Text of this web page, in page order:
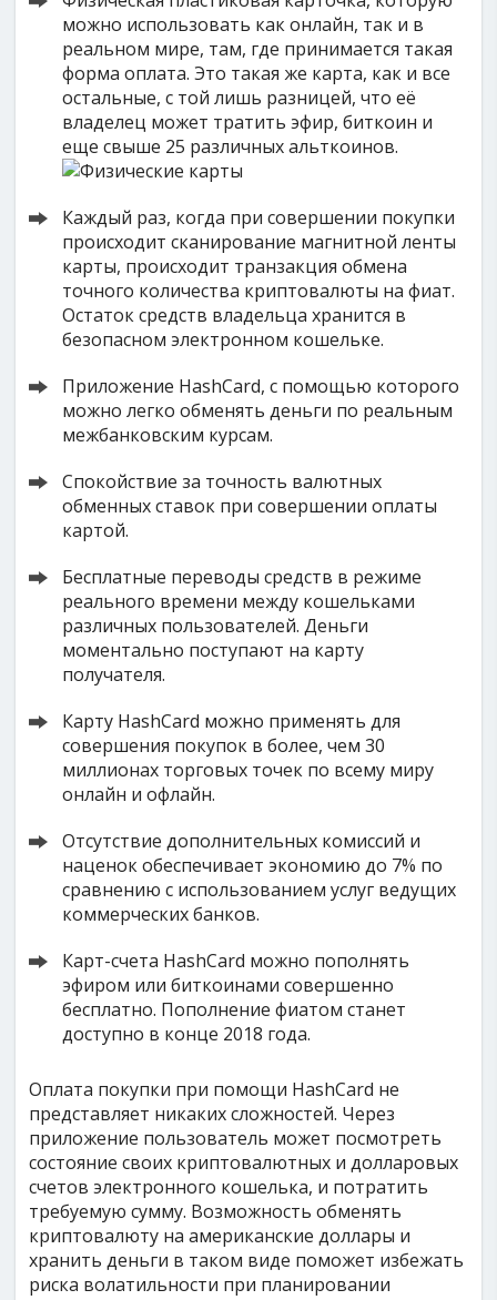
можно использовать как онлайн, так и в
реальном мире, там, где принимается такая
форма оплата. Это такая же карта, как и все
остальные, с той лишь разницей, что её
владелец может тратить эфир, биткоин и
еще свыше 25 различных альткоинов.
Каждый раз, когда при совершении покупки
происходит сканирование магнитной ленты
карты, происходит транзакция обмена
точного количества криптовалюты на фиат.
Остаток средств владельца хранится в
безопасном электронном кошельке.
Приложение HashCard, с помощью которого
можно легко обменять деньги по реальным
межбанковским курсам.
Спокойствие за точность валютных
обменных ставок при совершении оплаты
картой.
Бесплатные переводы средств в режиме
реального времени между кошельками
различных пользователей. Деньги
моментально поступают на карту
получателя.
Карту HashCard можно применять для
совершения покупок в более, чем 30
миллионах торговых точек по всему миру
онлайн и офлайн.
Отсутствие дополнительных комиссий и
наценок обеспечивает экономию до 7% по
сравнению с использованием услуг ведущих
коммерческих банков.
Карт-счета HashCard можно пополнять
эфиром или биткоинами совершенно
бесплатно. Пополнение фиатом станет
доступно в конце 2018 года.
Оплата покупки при помощи HashCard не
представляет никаких сложностей. Через
приложение пользователь может посмотреть
состояние своих криптовалютных и долларовых
счетов электронного кошелька, и потратить
требуемую сумму. Возможность обменять
криптовалюту на американские доллары и
хранить деньги в таком виде поможет избежать
риска волатильности при планировании